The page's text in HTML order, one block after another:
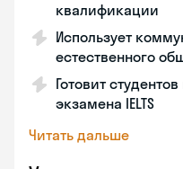
квалификации
Использует
естественного
Готовит
экзамена IELTS
Читать дальше